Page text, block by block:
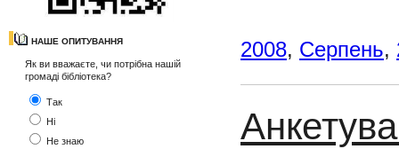
НАШЕ ОПИТУВАННЯ
Як ви вважаєте, чи потрібна нашій
громаді бібліотека?
Так
Ні
Не знаю
2008, Серпень,